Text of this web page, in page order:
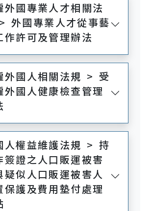
外國專業人才相關法
外國專業人才從事藝
作許可及管理辦法
外國人相關法規 > 受
外國人健康檢查管理
人權益維護法規 > 持
簽證之人口販運被害
疑似人口販運被害人
保護及費用墊付處理